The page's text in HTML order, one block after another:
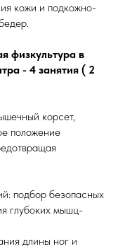
кожи и подкожно-
физкультура в
- 4 занятия ( 2
корсет,
положение
подбор безопасных
глубоких мышц-
длины ног и